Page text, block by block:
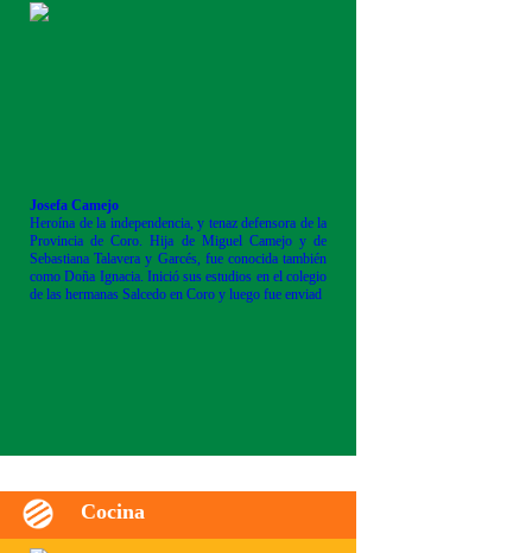
Josefa Camejo
Heroína de la independencia, y tenaz defensora de la
Provincia de Coro. Hija de Miguel Camejo y de
Sebastiana Talavera y Garcés, fue conocida también
como Doña Ignacia. Inició sus estudios en el colegio
de las hermanas Salcedo en Coro y luego fue enviad
Cocina